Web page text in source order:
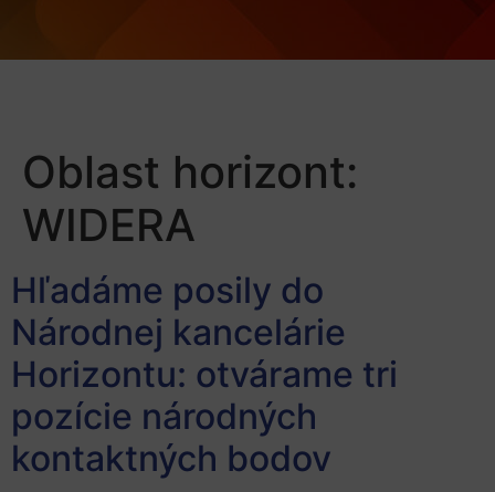
Oblast horizont:
WIDERA
Hľadáme posily do
Národnej kancelárie
Horizontu: otvárame tri
pozície národných
kontaktných bodov